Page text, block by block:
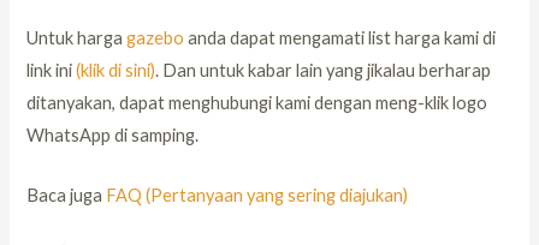
Untuk hargagazebo anda dapat mengamati list harga kami di
link ini(klik di sini). Dan untuk kabar lain yang jikalau berharap
ditanyakan, dapat menghubungi kami dengan meng-klik logo
WhatsApp di samping.
Baca juga FAQ (Pertanyaan yang sering diajukan)